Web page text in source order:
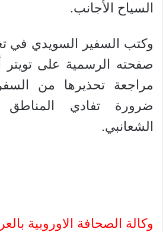
السياح الأجانب.
وكتب السفير السويدي في
صفحته الرسمية على
مراجعة تحذيرها من
ضرورة تفادي المناطق
الشعانبي.
وكالة الصحافة الاوروبية